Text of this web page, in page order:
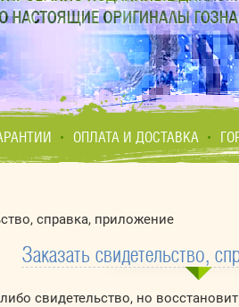
ОПЛАТА И ДОСТАВКА
справка, приложение
Заказать cвидетельство,
свидетельство, но